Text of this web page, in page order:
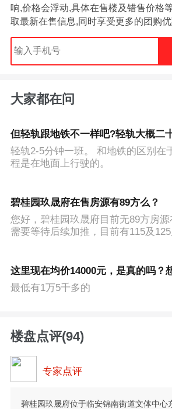
响,价格会浮动,具体在售楼及错售价格
取最新在售信息,同时享受更多的团购优
大家都在问
但轻轨跟地铁不一样吧?轻轨大概二
轻轨2-5分钟一班。 和地铁的区别在
程是在地面上行驶的。
碧桂园玖晟府在售房源有89方么？
您好，碧桂园玖晟府目前无89方房源
需要等待后续加推，目前有115及125
这里现在均价14000元，是真的吗？
最低有1万5千多的
楼盘点评(94)
专家点评
碧桂园玖晟府位于临安锦南街道文体中心